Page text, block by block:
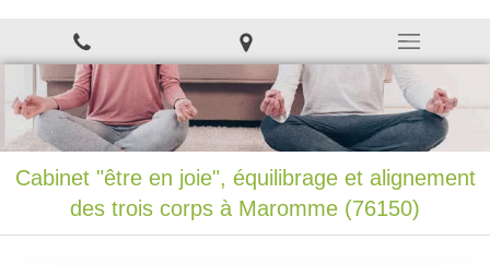
Cabinet "être en joie", équilibrage et alignement
des trois corps à Maromme (76150)